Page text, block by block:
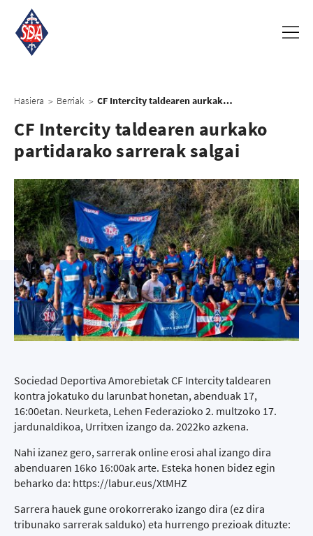
Hasiera > Berriak > CF Intercity taldearen aurkako partidarako sarrerak salgai
CF Intercity taldearen aurkako
partidarako sarrerak salgai
Sociedad Deportiva Amorebietak CF Intercity taldearen
kontra jokatuko du larunbat honetan, abenduak 17,
16:00etan. Neurketa, Lehen Federazioko 2. multzoko 17.
jardunaldikoa, Urritxen izango da. 2022ko azkena.
Nahi izanez gero, sarrerak online erosi ahal izango dira
abenduaren 16ko 16:00ak arte. Esteka honen bidez egin
beharko da: https://labur.eus/XtMHZ
Sarrera hauek gune orokorrerako izango dira (ez dira
tribunako sarrerak salduko) eta hurrengo prezioak dituzte: